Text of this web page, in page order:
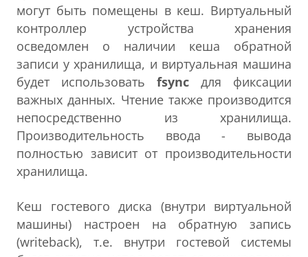
могут быть помещены в кеш. Виртуальный
контроллер устройства хранения
осведомлен о наличии кеша обратной
записи у хранилища, и виртуальная машина
будет использовать fsync для фиксации
важных данных. Чтение также производится
непосредственно из хранилища.
Производительность ввода - вывода
полностью зависит от производительности
хранилища.
Кеш гостевого диска (внутри виртуальной
машины) настроен на обратную запись
(writeback), т.е. внутри гостевой системы